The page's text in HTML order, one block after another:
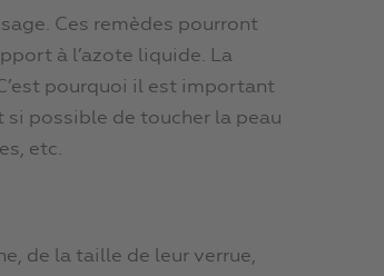
Ces remèdes pourront
à l’azote liquide. La
pourquoi il est important
si possible de toucher la peau
etc.
de la taille de leur verrue,